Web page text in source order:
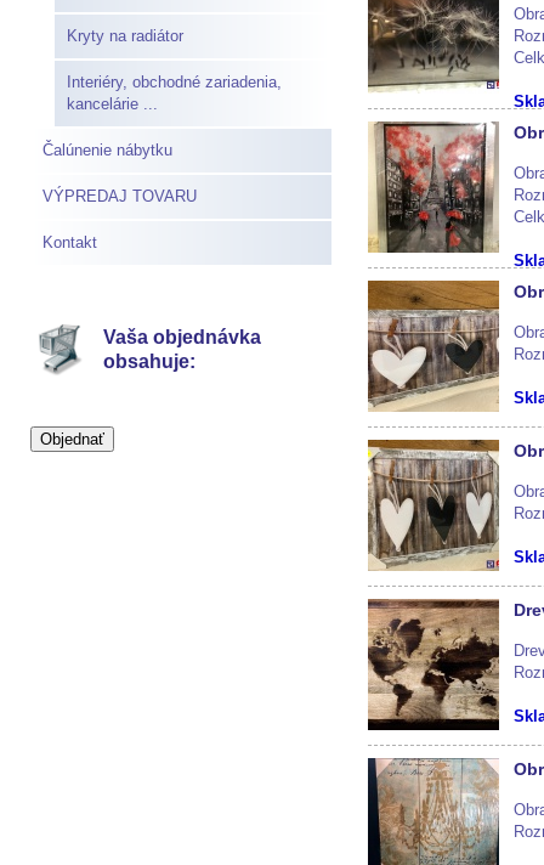
Kryty na radiátor
Interiéry, obchodné zariadenia,
kancelárie ...
Čalúnenie nábytku
VÝPREDAJ TOVARU
Kontakt
Vaša objednávka
obsahuje: